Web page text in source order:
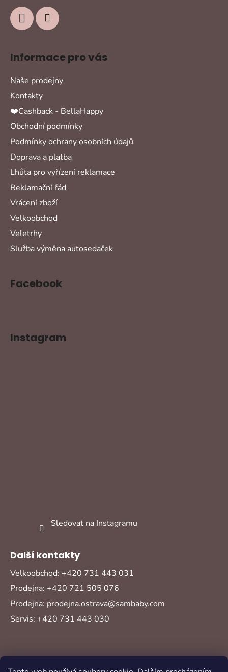
Informace pro vás
Naše prodejny
Kontakty
❤️Cashback - BellaHappy
Obchodní podmínky
Podmínky ochrany osobních údajů
Doprava a platba
Lhůta pro vyřízení reklamace
Reklamační řád
Vrácení zboží
Velkoobchod
Veletrhy
Služba výměna autosedaček
Facebook
Instagram
Sledovat na Instagramu
Další kontakty
Velkoobchod: +420 731 443 031
Prodejna: +420 721 505 076
Prodejna: prodejna.ostrava@sambaby.com
Servis: +420 731 443 030